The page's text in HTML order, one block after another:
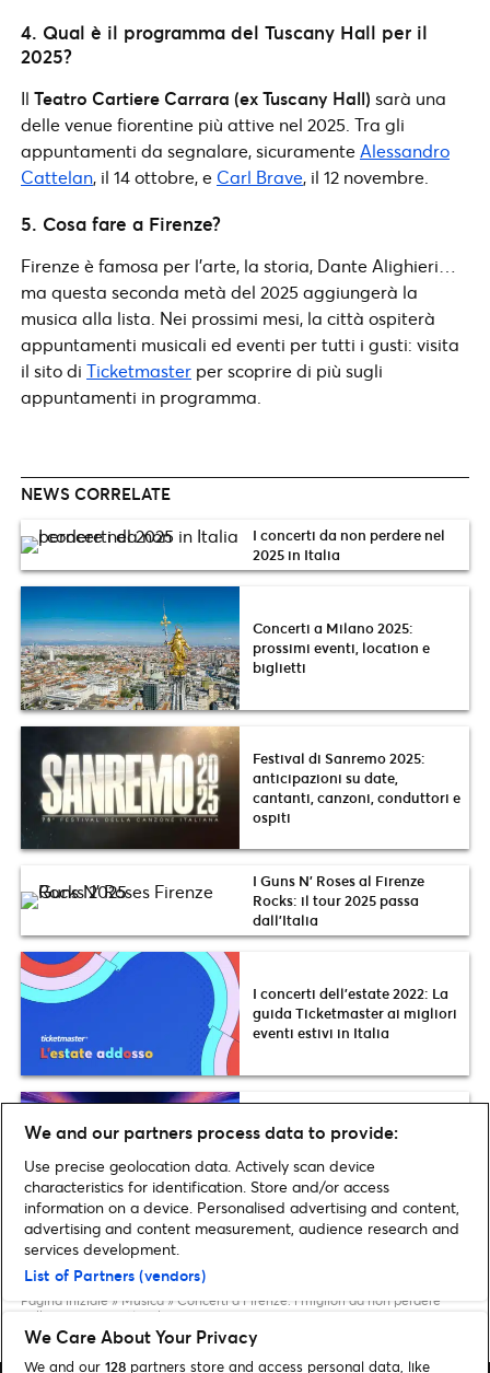
4. Qual è il programma del Tuscany Hall per il
2025?
Il Teatro Cartiere Carrara (ex Tuscany Hall) sarà una
delle venue fiorentine più attive nel 2025. Tra gli
appuntamenti da segnalare, sicuramente Alessandro
Cattelan, il 14 ottobre, e Carl Brave, il 12 novembre.
5. Cosa fare a Firenze?
Firenze è famosa per l’arte, la storia, Dante Alighieri…
ma questa seconda metà del 2025 aggiungerà la
musica alla lista. Nei prossimi mesi, la città ospiterà
appuntamenti musicali ed eventi per tutti i gusti: visita
il sito di Ticketmaster per scoprire di più sugli
appuntamenti in programma.
NEWS CORRELATE
I concerti da non perdere nel
2025 in Italia
Concerti a Milano 2025:
prossimi eventi, location e
biglietti
Festival di Sanremo 2025:
anticipazioni su date,
cantanti, canzoni, conduttori e
ospiti
I Guns N’ Roses al Firenze
Rocks: il tour 2025 passa
dall’Italia
I concerti dell’estate 2022: La
guida Ticketmaster ai migliori
eventi estivi in Italia
Festival di Sanremo 2024:
anticipazioni su date,
cantanti, canzoni, conduttori e
ospiti
Pagina iniziale » Musica » Concerti a Firenze: i migliori da non perdere
nella seconda metà del 2025
We and our partners process data to provide:
Use precise geolocation data. Actively scan device
characteristics for identification. Store and/or access
information on a device. Personalised advertising and content,
advertising and content measurement, audience research and
services development.
List of Partners (vendors)
We Care About Your Privacy
We and our 128 partners store and access personal data, like